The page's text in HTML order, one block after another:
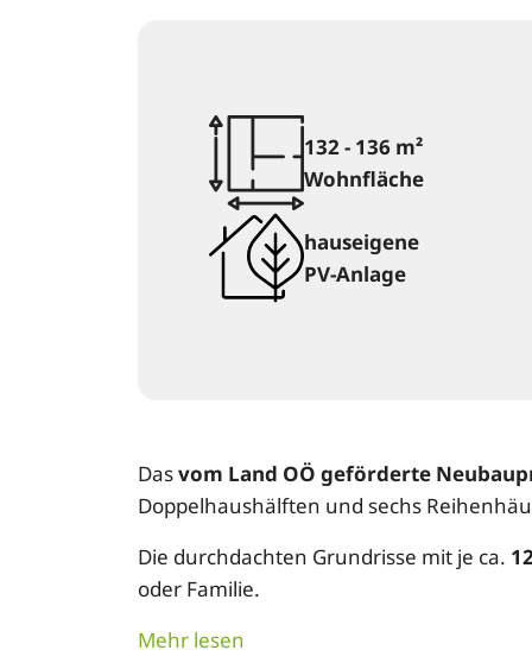
132 - 136 m²
Wohnfläche
hauseigene
PV-Anlage
Dasvom Land OÖ geförderte
Doppelhaushälften und sechs
Die durchdachten Grundrisse mit je ca.
oder Familie.
Mehr lesen